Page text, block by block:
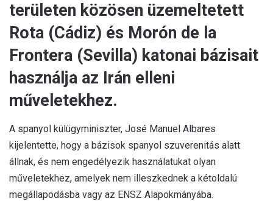
területen közösen üzemeltetett
Rota (Cádiz) és Morón de la
Frontera (Sevilla) katonai bázisait
használja az Irán elleni
műveletekhez.
A spanyol külügyminiszter, José Manuel Albares
kijelentette, hogy a bázisok spanyol szuverenitás alatt
állnak, és nem engedélyezik használatukat olyan
műveletekhez, amelyek nem illeszkednek a kétoldalú
megállapodásba vagy az ENSZ Alapokmányába.